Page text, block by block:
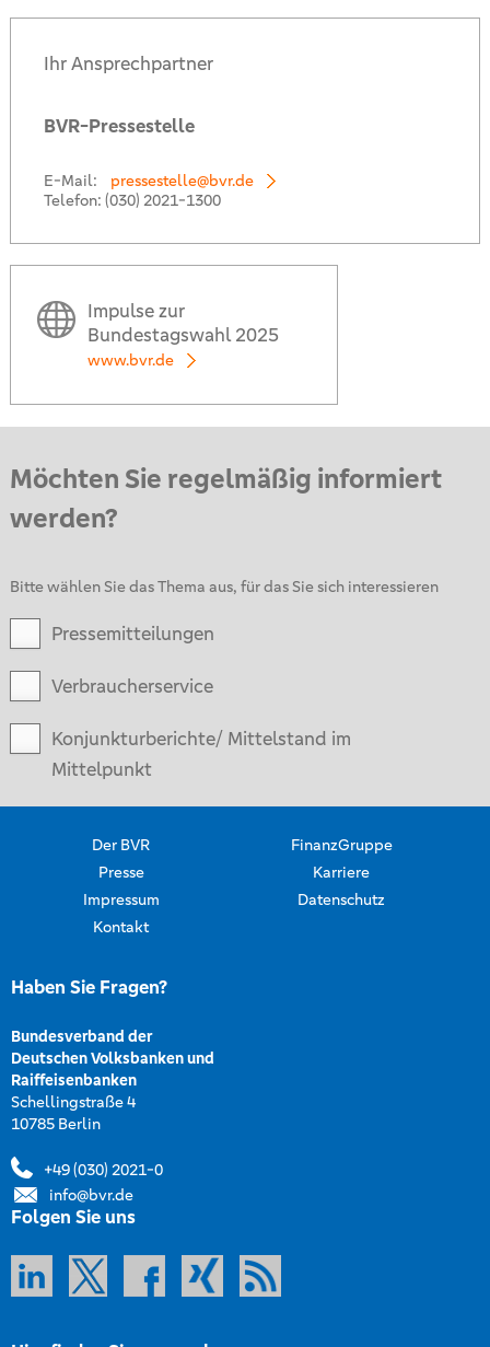
Ihr Ansprechpartner
BVR-Pressestelle
E-Mail:
pressestelle@bvr.de
Telefon: (030) 2021-1300
Impulse zur
Bundestagswahl 2025
www.bvr.de
Möchten Sie regelmäßig informiert
werden?
Bitte wählen Sie das Thema aus, für das Sie sich interessieren
Pressemitteilungen
Verbraucherservice
Konjunkturberichte/ Mittelstand im
Mittelpunkt
Der BVR
FinanzGruppe
Presse
Karriere
Impressum
Datenschutz
Kontakt
Haben Sie Fragen?
Bundesverband der
Deutschen Volksbanken und
Raiffeisenbanken
Schellingstraße 4
10785 Berlin
+49 (030) 2021-0
info@bvr.de
Folgen Sie uns